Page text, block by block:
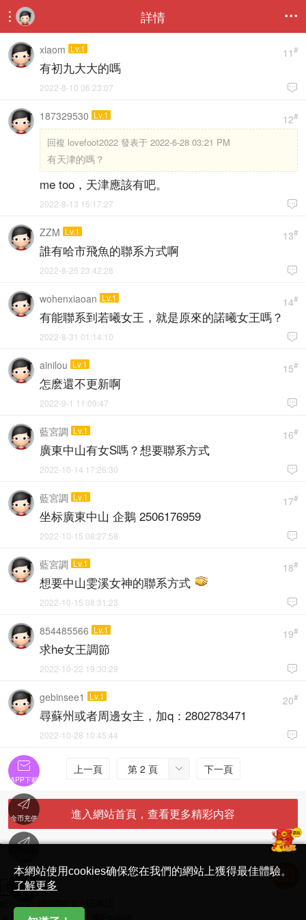
 詳情 
11#
xiaom Lv.1
有初九大大的嗎

2022-8-10 06:23:07
12#
187329530 Lv.1
回複 lovefoot2022 發表于 2022-6-28 03:21 PM
有天津的嗎？
me too，天津應該有吧。

2022-8-13 15:17:27
13#
ZZM Lv.1
誰有哈市飛魚的聯系方式啊

2022-8-25 23:42:28
14#
wohenxiaoan Lv.1
有能聯系到若曦女王，就是原來的諾曦女王嗎？

2022-8-31 01:14:10
15#
ainilou Lv.1
怎麽還不更新啊

2022-9-1 11:09:47
16#
藍宮調 Lv.1
廣東中山有女S嗎？想要聯系方式

2022-10-14 17:26:30
17#
藍宮調 Lv.1
坐标廣東中山 企鵝 2506176959

2022-10-15 08:27:58
18#
藍宮調 Lv.1
想要中山雯溪女神的聯系方式

2022-10-15 08:31:23
19#
854485566 Lv.1
求he女王調節

2022-10-22 19:30:29
20#
gebinsee1 Lv.1
尋蘇州或者周邊女主，加q：2802783471

2022-10-28 10:45:44
上一頁 
第 2 頁 下一頁
進入網站首頁，查看更多精彩内容
'
简体中文版
Translate
日本語
繁體中文
本網站使用cookies确保您在我們的網站上獲得最佳體驗。
了解更多

APP下載

金币充值

